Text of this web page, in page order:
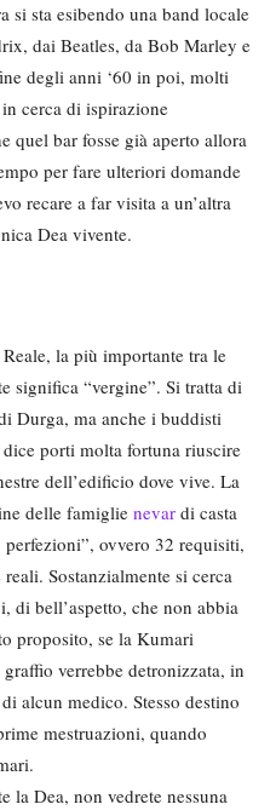
si sta esibendo una band locale
dai Beatles, da Bob Marley e
degli anni ‘60 in poi, molti
cerca di ispirazione
quel bar fosse già aperto allora
per fare ulteriori domande
recare a far visita a un’altra
Dea vivente.
la più importante tra le
significa “vergine”. Si tratta di
Durga, ma anche i buddisti
porti molta fortuna riuscire
dell’edificio dove vive. La
delle famiglie nevar di casta
ovvero 32 requisiti,
Sostanzialmente si cerca
di bell’aspetto, che non abbia
proposito, se la Kumari
verrebbe detronizzata, in
alcun medico. Stesso destino
mestruazioni, quando
la Dea, non vedrete nessuna